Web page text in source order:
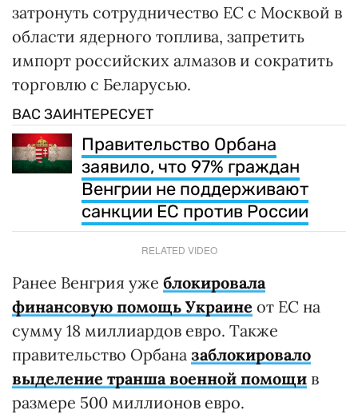
затронуть сотрудничество ЕС с Москвой в
области ядерного топлива, запретить
импорт российских алмазов и сократить
торговлю с Беларусью.
ВАС ЗАИНТЕРЕСУЕТ
Правительство Орбана
заявило, что 97% граждан
Венгрии не поддерживают
санкции ЕС против России
RELATED VIDEO
Ранее Венгрия уже блокировала
финансовую помощь Украине от ЕС на
сумму 18 миллиардов евро. Также
правительство Орбана заблокировало
выделение транша военной помощи в
размере 500 миллионов евро.